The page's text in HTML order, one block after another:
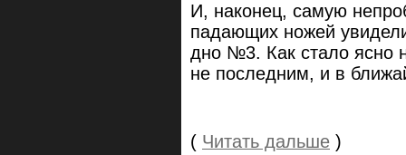
И, наконец, самую
падающих ножей
дно №3. Как стало ясно
не последним, и в
( Читать дальше )